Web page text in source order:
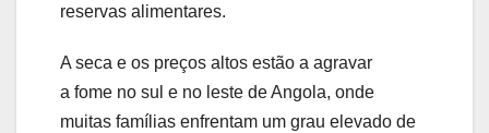
reservas alimentares.
A seca e os preços altos estão a agravar
a fome no sul e no leste de Angola, onde
muitas famílias enfrentam um grau elevado de